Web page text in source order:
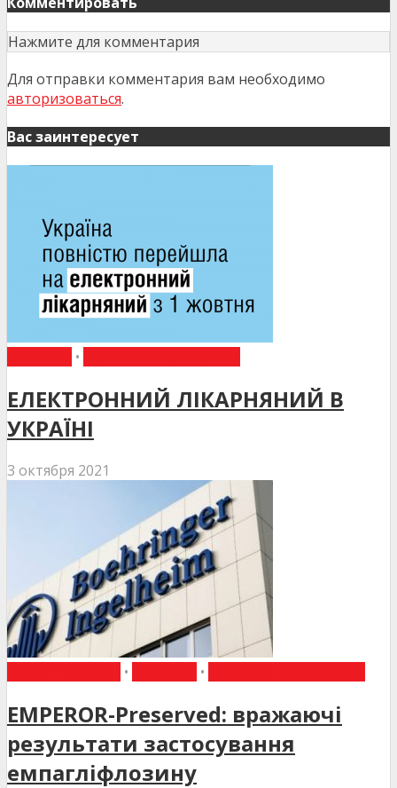
Нажмите для комментария
Для отправки комментария вам необходимо
авторизоваться.
Вас заинтересует
•
ЕЛЕКТРОННИЙ ЛІКАРНЯНИЙ В
УКРАЇНІ
3 октября 2021
• •
EMPEROR-Preserved: вражаючі
результати застосування
емпагліфлозину